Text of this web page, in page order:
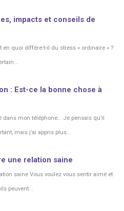
impacts et conseils de
en quoi diffère-t-il du stress « ordinaire » ?
: Est-ce la bonne chose à
dans mon téléphone… Je pensais qu’il
mais j’ai appris plus...
une relation saine
saine Vous voulez vous sentir aimé et
peuvent...